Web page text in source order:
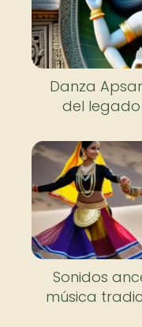
Danza
del
Sonidos
música